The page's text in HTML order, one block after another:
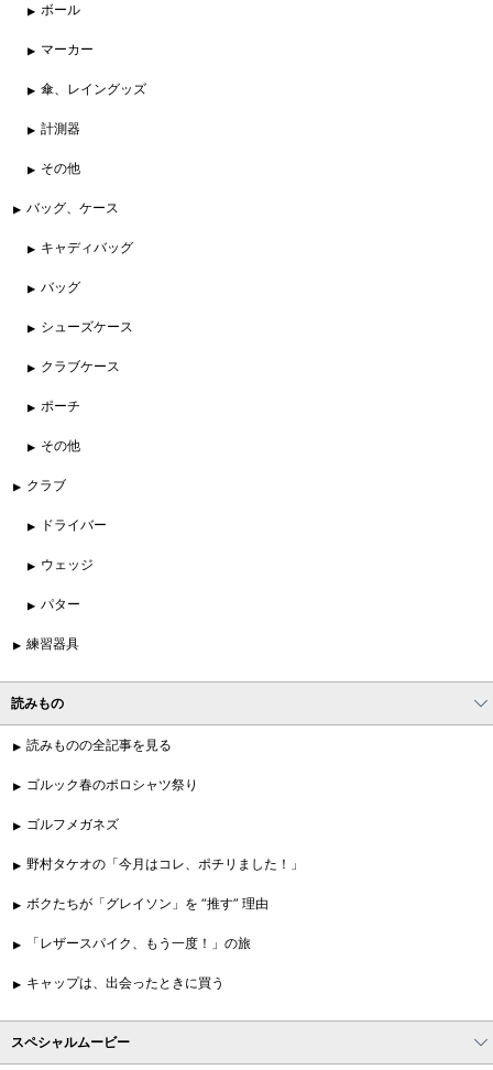
ボール
マーカー
傘、レイングッズ
計測器
その他
バッグ、ケース
キャディバッグ
バッグ
シューズケース
クラブケース
ポーチ
その他
クラブ
ドライバー
ウェッジ
パター
練習器具
読みもの
読みものの全記事を見る
ゴルック春のポロシャツ祭り
ゴルフメガネズ
野村タケオの「今月はコレ、ポチリました！」
ボクたちが「グレイソン」を “推す” 理由
「レザースパイク、もう一度！」の旅
キャップは、出会ったときに買う
スペシャルムービー